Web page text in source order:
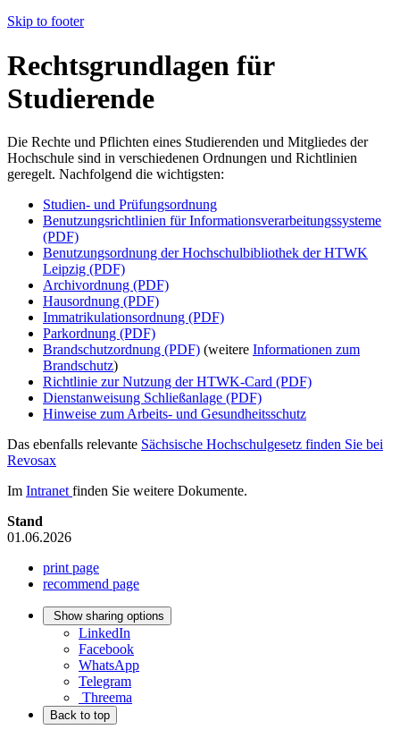
Skip to footer
Rechtsgrundlagen für
Studierende
Die Rechte und Pflichten eines Studierenden und Mitgliedes der
Hochschule sind in verschiedenen Ordnungen und Richtlinien
geregelt. Nachfolgend die wichtigsten:
Studien- und Prüfungsordnung
Benutzungsrichtlinien für Informationsverarbeitungssysteme
(PDF)
Benutzungsordnung der Hochschulbibliothek der HTWK
Leipzig (PDF)
Archivordnung (PDF)
Hausordnung (PDF)
Immatrikulationsordnung (PDF)
Parkordnung (PDF)
Brandschutzordnung (PDF) (weitere Informationen zum
Brandschutz)
Richtlinie zur Nutzung der HTWK-Card (PDF)
Dienstanweisung Schließanlage (PDF)
Hinweise zum Arbeits- und Gesundheitsschutz
Das ebenfalls relevante Sächsische Hochschulgesetz finden Sie bei
Revosax
Im Intranet finden Sie weitere Dokumente.
Stand
01.06.2026
print page
recommend page
Show sharing options
LinkedIn
Facebook
WhatsApp
Telegram
Threema
Back to top